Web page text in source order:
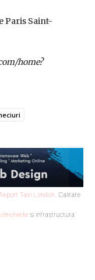
Paris Saint-
home?
Taxi London. Calitate
si infrastructura